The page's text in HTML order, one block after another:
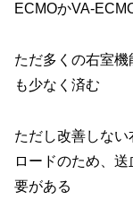
ECMOかVA-
ただ多くの右室
も少なく済む
ただし改善しな
ロードのため、
要がある